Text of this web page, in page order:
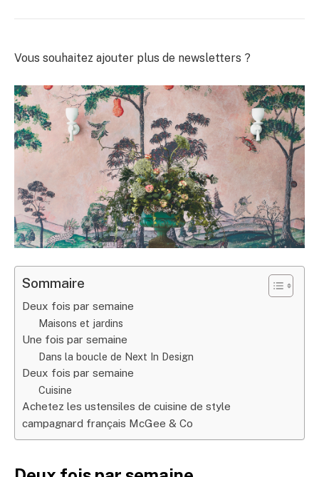
Vous souhaitez ajouter plus de newsletters ?
Sommaire
Deux fois par semaine
Maisons et jardins
Une fois par semaine
Dans la boucle de Next In Design
Deux fois par semaine
Cuisine
Achetez les ustensiles de cuisine de style
campagnard français McGee & Co